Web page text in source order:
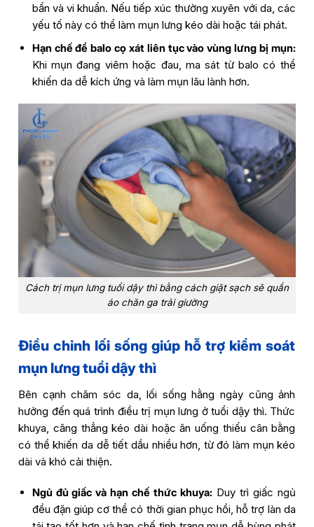
bẩn và vi khuẩn. Nếu tiếp xúc thường xuyên với da, các
yếu tố này có thể làm mụn lưng kéo dài hoặc tái phát.
Hạn chế để balo cọ xát liên tục vào vùng lưng bị mụn:
Khi mụn đang viêm hoặc đau, ma sát từ balo có thể
khiến da dễ kích ứng và làm mụn lâu lành hơn.
Cách trị mụn lưng tuổi dậy thì bằng cách giặt sạch sẽ quần
áo chăn ga trải giường
Điều chỉnh lối sống giúp hỗ trợ kiểm soát
mụn lưng tuổi dậy thì
Bên cạnh chăm sóc da, lối sống hằng ngày cũng ảnh
hưởng đến quá trình điều trị mụn lưng ở tuổi dậy thì. Thức
khuya, căng thẳng kéo dài hoặc ăn uống thiếu cân bằng
có thể khiến da dễ tiết dầu nhiều hơn, từ đó làm mụn kéo
dài và khó cải thiện.
Ngủ đủ giấc và hạn chế thức khuya:Duy trì giấc ngủ
đều đặn giúp cơ thể có thời gian phục hồi, hỗ trợ làn da